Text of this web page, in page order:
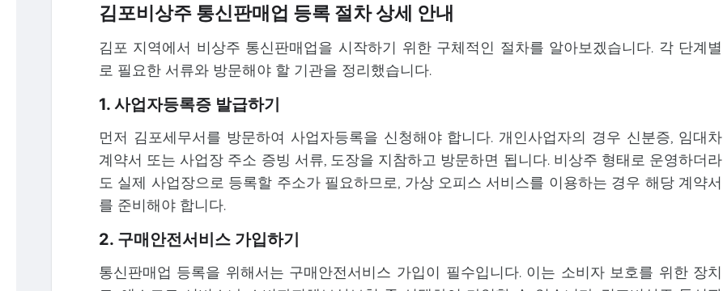
김포비상주 통신판매업 등록 절차 상세 안내
김포 지역에서 비상주 통신판매업을 시작하기 위한 구체적인 절차를 알아보겠습니다. 각 단계별
로 필요한 서류와 방문해야 할 기관을 정리했습니다.
1. 사업자등록증 발급하기
먼저 김포세무서를 방문하여 사업자등록을 신청해야 합니다. 개인사업자의 경우 신분증, 임대차
계약서 또는 사업장 주소 증빙 서류, 도장을 지참하고 방문하면 됩니다. 비상주 형태로 운영하더라
도 실제 사업장으로 등록할 주소가 필요하므로, 가상 오피스 서비스를 이용하는 경우 해당 계약서
를 준비해야 합니다.
2. 구매안전서비스 가입하기
통신판매업 등록을 위해서는 구매안전서비스 가입이 필수입니다. 이는 소비자 보호를 위한 장치